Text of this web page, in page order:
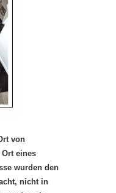
von
eines
wurden den
nicht in